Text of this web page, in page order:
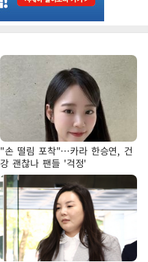
"손 떨림 포착"…카라 한승연, 건
강 괜찮나 팬들 '걱정'